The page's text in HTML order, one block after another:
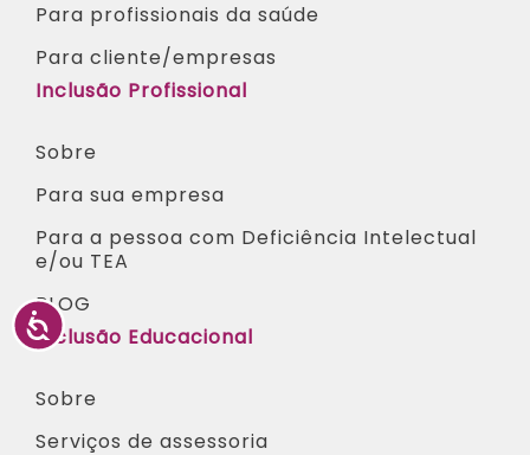
Para profissionais da saúde​
Para cliente/empresas
Inclusão Profissional
Sobre
Para sua empresa
Para a pessoa com Deficiência Intelectual
e/ou TEA​
BLOG
Inclusão Educacional
Sobre
Serviços de assessoria